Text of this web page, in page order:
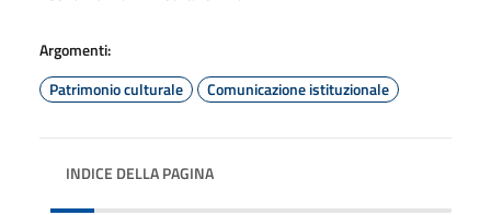
Argomenti:
Patrimonio culturale
Comunicazione istituzionale
INDICE DELLA PAGINA